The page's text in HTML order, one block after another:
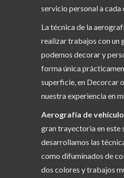
servicio personal a cada
La técnica de la
realizar trabajos con un
podemos decorar y
forma única
superficie, en Decorcar
nuestra experiencia en
Aerografía de
gran trayectoria en este
desarrollamos las
como difuminados de
dos colores y trabajos